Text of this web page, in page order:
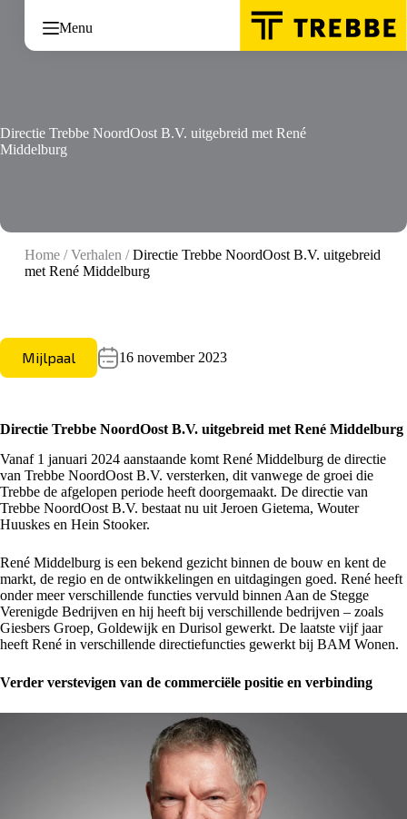
inhoud
Menu
Directie Trebbe NoordOost B.V. uitgebreid met René
Middelburg
Home/Verhalen /Directie Trebbe NoordOost B.V. uitgebreid
met René Middelburg
Mijlpaal 16 november 2023
Directie Trebbe NoordOost B.V. uitgebreid met René Middelburg
Vanaf 1 januari 2024 aanstaande komt René Middelburg de directie
van Trebbe NoordOost B.V. versterken, dit vanwege de groei die
Trebbe de afgelopen periode heeft doorgemaakt. De directie van
Trebbe NoordOost B.V. bestaat nu uit Jeroen Gietema, Wouter
Huuskes en Hein Stooker.
René Middelburg is een bekend gezicht binnen de bouw en kent de
markt, de regio en de ontwikkelingen en uitdagingen goed. René heeft
onder meer verschillende functies vervuld binnen Aan de Stegge
Verenigde Bedrijven en hij heeft bij verschillende bedrijven – zoals
Giesbers Groep, Goldewijk en Durisol gewerkt. De laatste vijf jaar
heeft René in verschillende directiefuncties gewerkt bij BAM Wonen.
Verder verstevigen van de commerciële positie en verbinding